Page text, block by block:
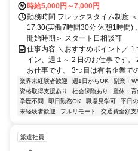
時給5,000円～7,000円
勤務時間 フレックスタイム制度
17:30(実働7時間30分 休憩1時間)
開始時期＞ スタート日相談可
仕事内容 ＼おすすめポイント／
イン、週１～２日のお仕事です
お仕事です。 3つ目は有名企業で
業界未経験者歓迎 週1日からOK 副業・
資格取得支援あり
社会保険あり 産休・
学歴不問
即日勤務OK 職場見学可 平日
未経験者歓迎
フルリモート 交通費全額支
派遣社員